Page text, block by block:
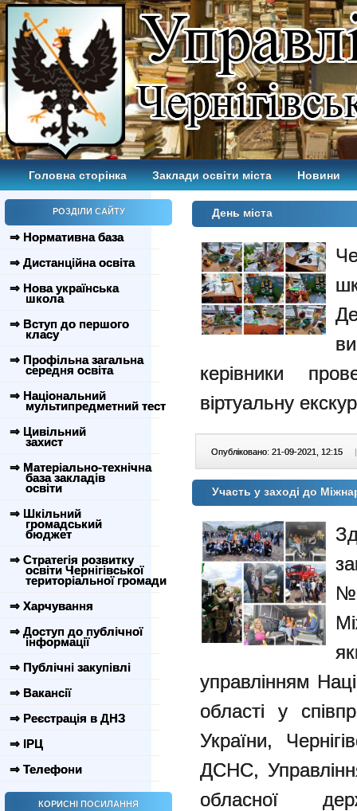
Головна сторінка Заклади освіти міста Новини
РОЗДІЛИ САЙТУ
⇒ Нормативна база
⇒ Дистанційна освіта
⇒ Нова українська
школа
⇒ Вступ до першого
класу
⇒ Профільна загальна
середня освіта
⇒ Національний
мультипредметний тест
⇒ Цивільний
захист
⇒ Матеріально-технічна
база закладів
освіти
⇒ Шкільний
громадський
бюджет
⇒ Стратегія розвитку
освіти Чернігівської
територіальної громади
⇒ Харчування
⇒ Доступ до публічної
інформації
⇒ Публічні закупівлі
⇒ Вакансії
⇒ Реєстрація в ДНЗ
⇒ ІРЦ
⇒ Телефони
КОРИСНІ ПОСИЛАННЯ
День міста
керівники
віртуальну
Опубліковано: 21-09-2021, 12:15 |
Участь у заході до
№
управлінням
області у
України,
ДСНС,
обласної